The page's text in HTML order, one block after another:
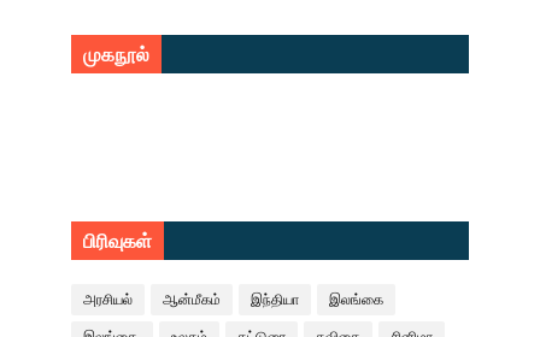
முகநூல்
பிரிவுகள்
அரசியல் ஆன்மீகம் இந்தியா இலங்கை